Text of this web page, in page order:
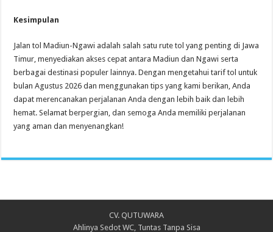
Kesimpulan
Jalan tol Madiun-Ngawi adalah salah satu rute tol yang penting di Jawa
Timur, menyediakan akses cepat antara Madiun dan Ngawi serta
berbagai destinasi populer lainnya. Dengan mengetahui tarif tol untuk
bulan Agustus 2026 dan menggunakan tips yang kami berikan, Anda
dapat merencanakan perjalanan Anda dengan lebih baik dan lebih
hemat. Selamat berpergian, dan semoga Anda memiliki perjalanan
yang aman dan menyenangkan!
CV. QUTUWARA
Ahlinya Sedot WC, Tuntas Tanpa Sisa